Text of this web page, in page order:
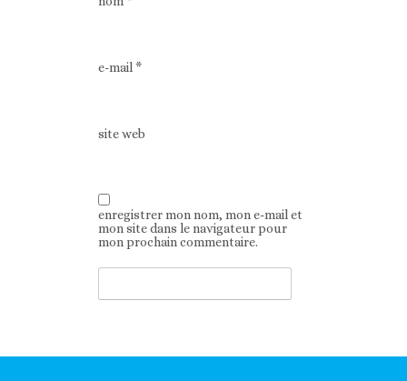
e-mail*
site web
enregistrer mon nom, mon e-mail et
mon site dans le navigateur pour
mon prochain commentaire.